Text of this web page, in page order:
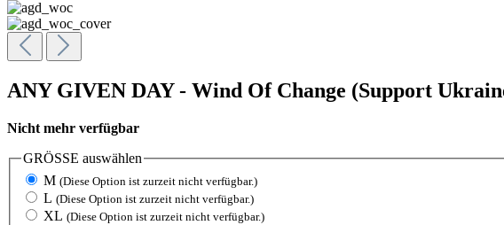
ANY GIVEN DAY - Wind Of Change (Support
Nicht mehr verfügbar
GRÖSSE auswählen
M (Diese Option ist zurzeit nicht verfügbar.)
L (Diese Option ist zurzeit nicht verfügbar.)
XL (Diese Option ist zurzeit nicht verfügbar.)